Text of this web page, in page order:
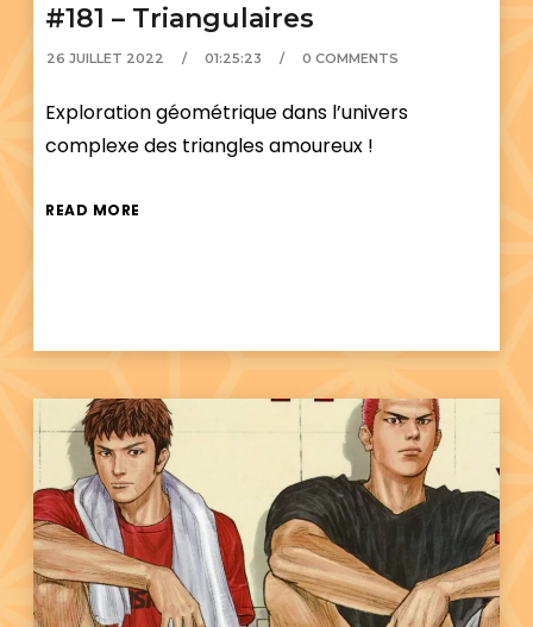
#181 – Triangulaires
26 JUILLET 2022 01:25:23 0 COMMENTS
Exploration géométrique dans l’univers
complexe des triangles amoureux !
READ MORE